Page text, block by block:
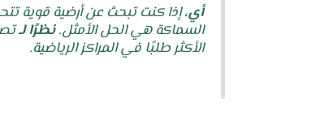
أي،إذا كنت تبحث عن أرضية قوية
السماكة هي الحل الأمثل.نظرًا لـ
الأكثر طلبًا في المراكز الرياضية.